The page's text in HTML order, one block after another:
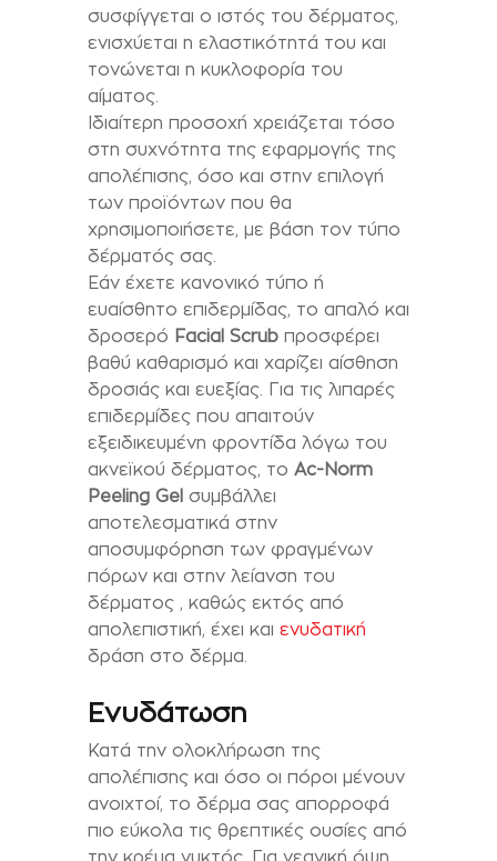
συσφίγγεται ο ιστός του δέρματος,
ενισχύεται η ελαστικότητά του και
τονώνεται η κυκλοφορία του
αίματος.
Ιδιαίτερη προσοχή χρειάζεται τόσο
στη συχνότητα της εφαρμογής της
απολέπισης, όσο και στην επιλογή
των προϊόντων που θα
χρησιμοποιήσετε, με βάση τον τύπο
δέρματός σας.
Εάν έχετε κανονικό τύπο ή
ευαίσθητο επιδερμίδας, το απαλό και
δροσερό Facial Scrub προσφέρει
βαθύ καθαρισμό και χαρίζει αίσθηση
δροσιάς και ευεξίας. Για τις λιπαρές
επιδερμίδες που απαιτούν
εξειδικευμένη φροντίδα λόγω του
ακνεϊκού δέρματος, το Ac-Norm
Peeling Gel συμβάλλει
αποτελεσματικά στην
αποσυμφόρηση των φραγμένων
πόρων και στην λείανση του
δέρματος , καθώς εκτός από
απολεπιστική, έχει και ενυδατική
δράση στο δέρμα.
Ενυδάτωση
Κατά την ολοκλήρωση της
απολέπισης και όσο οι πόροι μένουν
ανοιχτοί, το δέρμα σας απορροφά
πιο εύκολα τις θρεπτικές ουσίες από
την κρέμα νυκτός. Για νεανική όψη